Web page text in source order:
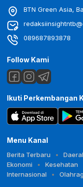
BTN Green Asia,
089687893878
Follow Kami
Ikuti Perkembangan
Menu Kanal
Berita Terbaru
Ekonomi
Kesehatan
Internasional